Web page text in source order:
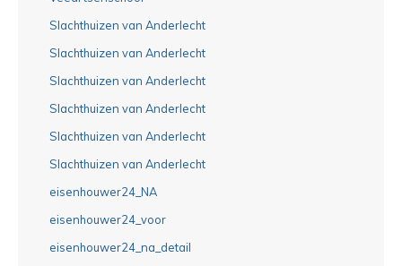
Slachthuizen van Anderlecht
Slachthuizen van Anderlecht
Slachthuizen van Anderlecht
Slachthuizen van Anderlecht
Slachthuizen van Anderlecht
Slachthuizen van Anderlecht
eisenhouwer24_NA
eisenhouwer24_voor
eisenhouwer24_na_detail